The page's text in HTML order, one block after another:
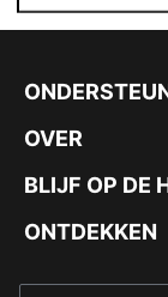
OVER
BLIJF OP DE
ONTDEKKEN